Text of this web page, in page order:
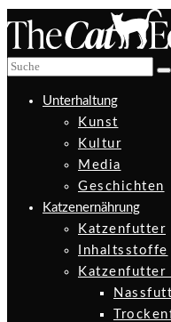
Unterhaltung
Kunst
Kultur
Media
Geschichten
Katzenernährung
Katzenfutter
Inhaltsstoffe
Katzenfutter